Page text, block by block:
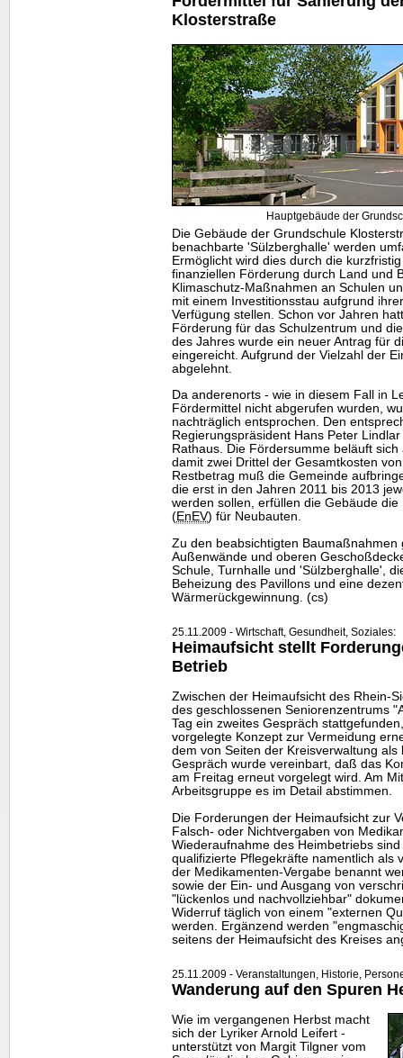
Klosterstraße
Hauptgebäude der
Die Gebäude der Grundschule
benachbarte 'Sülzberghalle' werden
Ermöglicht wird dies durch die
finanziellen Förderung durch Land und
Klimaschutz-Maßnahmen an Schulen
mit einem Investitionsstau aufgrund
Verfügung stellen. Schon vor Jahren
Förderung für das Schulzentrum und
des Jahres wurde ein neuer Antrag für
eingereicht. Aufgrund der Vielzahl der
abgelehnt.
Da anderenorts - wie in diesem Fall in
Fördermittel nicht abgerufen wurden,
nachträglich entsprochen. Den
Regierungspräsident Hans Peter
Rathaus. Die Fördersumme beläuft
damit zwei Drittel der Gesamtkosten
Restbetrag muß die Gemeinde
die erst in den Jahren 2011 bis 2013
werden sollen, erfüllen die Gebäude
(EnEV) für Neubauten.
Zu den beabsichtigten
Außenwände und oberen
Schule, Turnhalle und 'Sülzberghalle',
Beheizung des Pavillons und eine
Wärmerückgewinnung. (cs)
25.11.2009 - Wirtschaft, Gesundheit, Soziales:
Heimaufsicht stellt
Betrieb
Zwischen der Heimaufsicht des Rhein-
des geschlossenen Seniorenzentrums
Tag ein zweites Gespräch
vorgelegte Konzept zur Vermeidung
dem von Seiten der Kreisverwaltung
Gespräch wurde vereinbart, daß das
am Freitag erneut vorgelegt wird. Am
Arbeitsgruppe es im Detail abstimmen.
Die Forderungen der Heimaufsicht zur
Falsch- oder Nichtvergaben von
Wiederaufnahme des Heimbetriebs
qualifizierte Pflegekräfte namentlich als
der Medikamenten-Vergabe benannt
sowie der Ein- und Ausgang von
"lückenlos und nachvollziehbar"
Widerruf täglich von einem "externen
werden. Ergänzend werden
seitens der Heimaufsicht des Kreises
25.11.2009 - Veranstaltungen, Historie,
Wanderung auf den Spuren
Wie im vergangenen Herbst macht
sich der Lyriker Arnold Leifert -
unterstützt von Margit Tilgner vom